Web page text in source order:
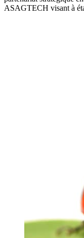
ASAGTECH visant à